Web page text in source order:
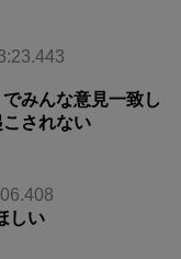
みんな意見一致し
されない
しい